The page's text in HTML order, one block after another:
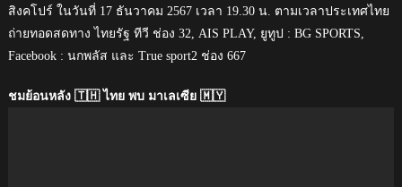
สิงคโปร์ ในวันที่ 17 ธันวาคม 2567 เวลา 19.30 น. ตามเวลาประเทศไทย
ถ่ายทอดสดทาง ไทยรัฐ ทีวี ช่อง 32, AIS PLAY, ยูทูป : BG SPORTS,
Facebook : นกพลัส และ True sport2 ช่อง 667
ชมย้อนหลัง 🇹🇭 ไทย พบ มาเลเซีย 🇲🇾